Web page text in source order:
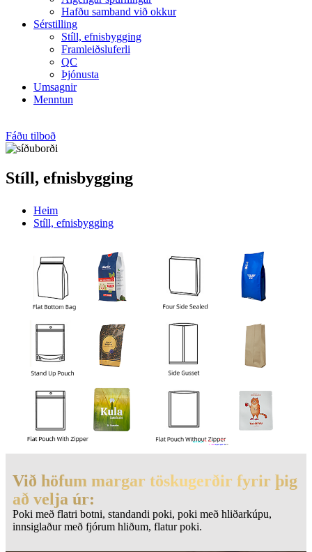
Hafðu samband við okkur
Sérstilling
Stíll, efnisbygging
Framleiðsluferli
QC
Þjónusta
Umsagnir
Menntun
Fáðu tilboð
Stíll, efnisbygging
Heim
Stíll, efnisbygging
Við höfum margar töskugerðir fyrir þig
að velja úr:
Poki með flatri botni, standandi poki, poki með hliðarkúpu,
innsiglaður með fjórum hliðum, flatur poki.